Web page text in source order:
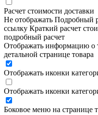
Расчет стоимости доставки
Не отображать Подробный
ссылку Краткий расчет
подробный расчет
Отображать информацию о
детальной странице товара
Отображать иконки
Отображать иконки
Боковое меню на странице